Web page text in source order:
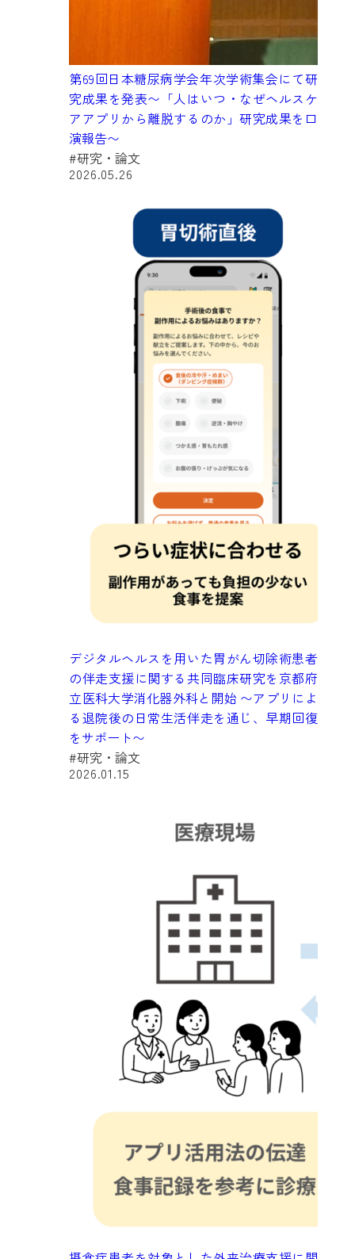
第69回日本糖尿病学会年次学術集会にて研
究成果を発表〜「人はいつ・なぜヘルスケ
アアプリから離脱するのか」研究成果を口
演報告〜
#研究・論文
2026.05.26
デジタルヘルスを用いた胃がん切除術患者
の伴走支援に関する共同臨床研究を京都府
立医科大学消化器外科と開始 〜アプリによ
る退院後の日常生活伴走を通じ、早期回復
をサポート〜
#研究・論文
2026.01.15